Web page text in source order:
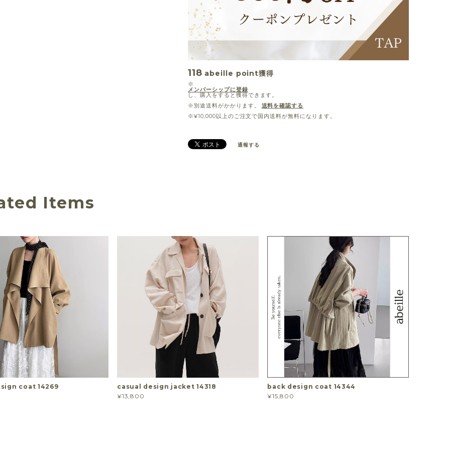
118 abeille point獲得
※
メンバーシップに登録
し、購入をすると獲得できます。
※別途送料がかかります。
送料を確認する
※¥10,000以上のご注文で国内送料が無料になります。
通報する
Items
coat 14269
casual design jacket 14318
¥13,800
back design coat 14344
¥15,800